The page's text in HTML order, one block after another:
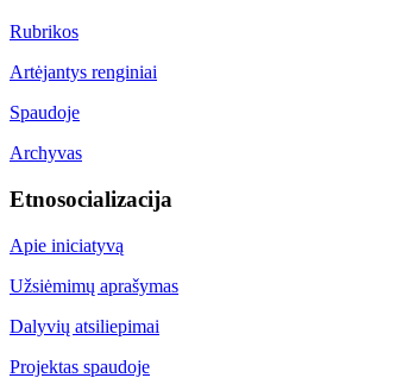
Rubrikos
Artėjantys renginiai
Spaudoje
Archyvas
Etnosocializacija
Apie iniciatyvą
Užsiėmimų aprašymas
Dalyvių atsiliepimai
Projektas spaudoje